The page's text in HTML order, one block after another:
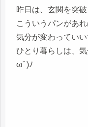
昨日は、玄関を突
こういうパンがあ
気分が変わってい
ひとり暮らしは、
ωﾟ)ﾉ